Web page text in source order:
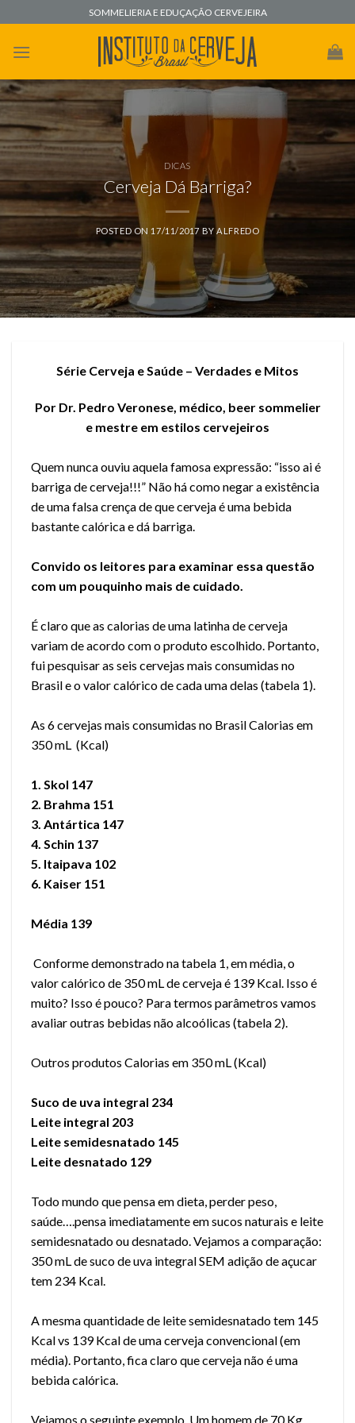
to
content
SOMMELIERIA E EDUÇAÇÃO CERVEJEIRA
DICAS
Cerveja Dá Barriga?
POSTED ON 17/11/2017 BYALFREDO
Série Cerveja e Saúde – Verdades e Mitos
Por Dr. Pedro Veronese, médico, beer sommelier
e mestre em estilos cervejeiros
Quem nunca ouviu aquela famosa expressão: “isso ai é
barriga de cerveja!!!” Não há como negar a existência
de uma falsa crença de que cerveja é uma bebida
bastante calórica e dá barriga.
Convido os leitores para examinar essa questão
com um pouquinho mais de cuidado.
É claro que as calorias de uma latinha de cerveja
variam de acordo com o produto escolhido. Portanto,
fui pesquisar as seis cervejas mais consumidas no
Brasil e o valor calórico de cada uma delas (tabela 1).
As 6 cervejas mais consumidas no Brasil Calorias em
350 mL (Kcal)
1. Skol 147
2. Brahma 151
3. Antártica 147
4. Schin 137
5. Itaipava 102
6. Kaiser 151
Média 139
Conforme demonstrado na tabela 1, em média, o
valor calórico de 350 mL de cerveja é 139 Kcal. Isso é
muito? Isso é pouco? Para termos parâmetros vamos
avaliar outras bebidas não alcoólicas (tabela 2).
Outros produtos Calorias em 350 mL (Kcal)
Suco de uva integral 234
Leite integral 203
Leite semidesnatado 145
Leite desnatado 129
Todo mundo que pensa em dieta, perder peso,
saúde….pensa imediatamente em sucos naturais e leite
semidesnatado ou desnatado. Vejamos a comparação:
350 mL de suco de uva integral SEM adição de açucar
tem 234 Kcal.
A mesma quantidade de leite semidesnatado tem 145
Kcal vs 139 Kcal de uma cerveja convencional (em
média). Portanto, fica claro que cerveja não é uma
bebida calórica.
Vejamos o seguinte exemplo. Um homem de 70 Kg